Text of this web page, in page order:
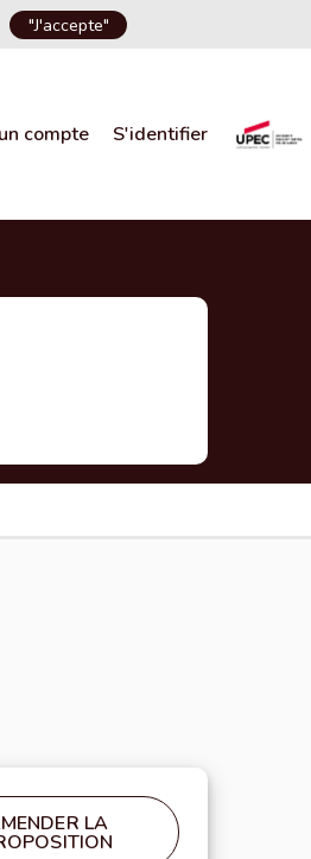
externe)
"J'accepte"
Choose language
compte S'identifier
LA